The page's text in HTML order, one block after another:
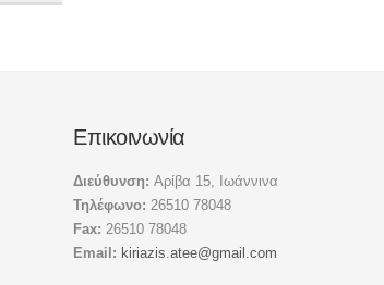
Επικοινωνία
Διεύθυνση: Αρίβα 15, Ιωάννινα
Τηλέφωνο: 26510 78048
Fax: 26510 78048
Email: kiriazis.atee@gmail.com